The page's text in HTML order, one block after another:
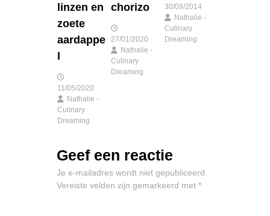
v
i
g
a
t
i
e
linzen en
zoete
aardappe
11/05/2020
Nathalie -
Culinary
Dreaming
chorizo
27/01/2020
Nathalie -
Culinary
Dreaming
30/09/2014
Nathalie -
Culinary
Dreaming
Geef een reactie
Je e-mailadres wordt niet gepubliceerd.
Vereiste velden zijn gemarkeerd met*